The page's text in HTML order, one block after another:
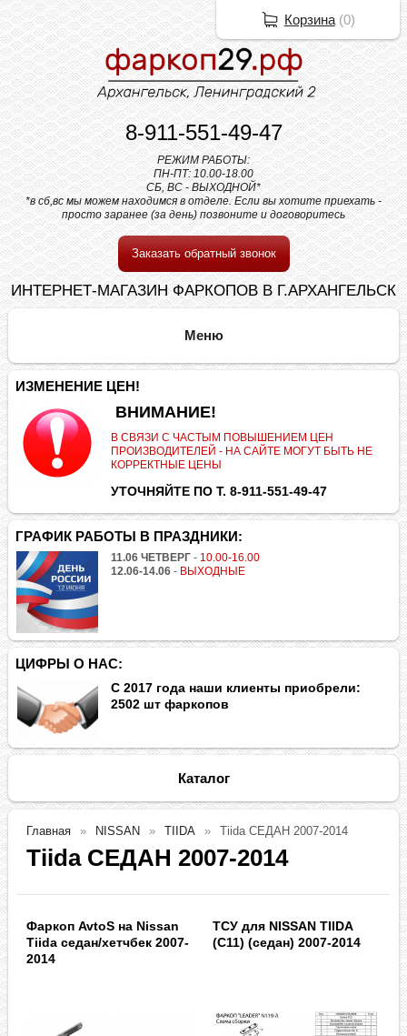
8-911-551-49-47
РЕЖИМ РАБОТЫ:
ПН-ПТ: 10.00-18.00
СБ, ВС - ВЫХОДНОЙ*
*в сб,вс мы можем находимся в отделе. Если вы хотите приехать -
просто заранее (за день) позвоните и договоритесь
Заказать обратный звонок
ИНТЕРНЕТ-МАГАЗИН ФАРКОПОВ В Г.АРХАНГЕЛЬСК
ИЗМЕНЕНИЕ ЦЕН!
ВНИМАНИЕ!
В СВЯЗИ С ЧАСТЫМ ПОВЫШЕНИЕМ ЦЕН
ПРОИЗВОДИТЕЛЕЙ - НА САЙТЕ МОГУТ БЫТЬ НЕ
КОРРЕКТНЫЕ ЦЕНЫ
УТОЧНЯЙТЕ ПО Т. 8-911-551-49-47
ГРАФИК РАБОТЫ В ПРАЗДНИКИ:
11.06 ЧЕТВЕРГ - 10.00-16.00
12.06-14.06 - ВЫХОДНЫЕ
ЦИФРЫ О НАС:
С 2017 года наши клиенты приобрели:
2502 шт фаркопов
Каталог
Главная NISSAN TIIDA Tiida СЕДАН 2007-2014
Tiida СЕДАН 2007-2014
Фаркоп AvtoS на Nissan
Tiida седан/хетчбек 2007-
2014
ТСУ для NISSAN TIIDA
(C11) (седан) 2007-2014
Корзина(0)